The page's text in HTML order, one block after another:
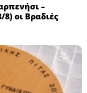
–
οι Βραδιές